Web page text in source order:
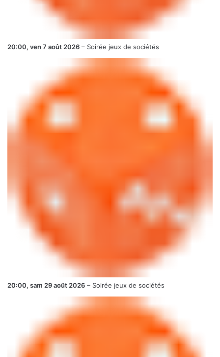
20:00, ven 7 août 2026 – Soirée jeux de sociétés
20:00, sam 29 août 2026 – Soirée jeux de sociétés